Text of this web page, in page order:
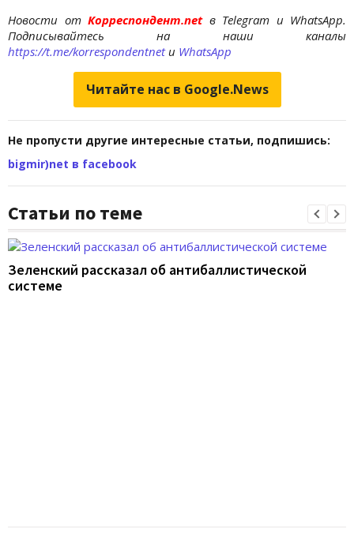
Новости отКорреспондент.net в Telegram и WhatsApp.
Подписывайтесь на наши каналы
https://t.me/korrespondentnetи WhatsApp
Читайте нас в Google.News
Не пропусти другие интересные статьи, подпишись:
bigmir)net в facebook
Статьи по теме
Зеленский рассказал об антибаллистической
системе